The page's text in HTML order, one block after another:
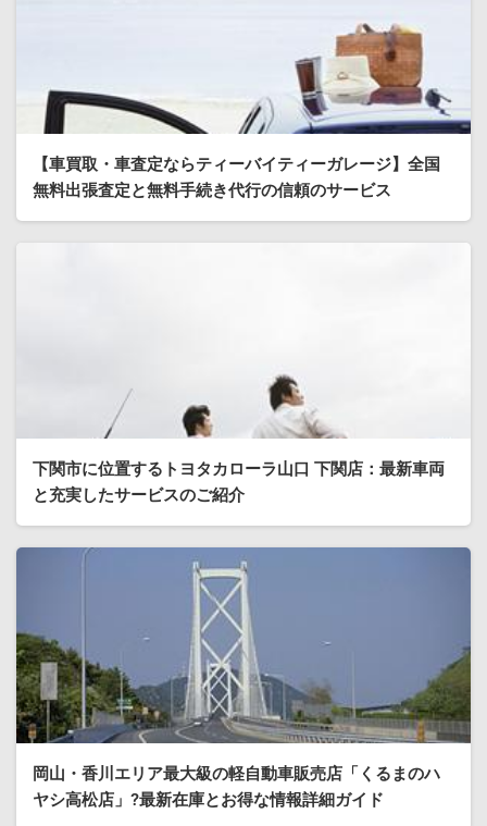
【車買取・車査定ならティーバイティーガレージ】全国
無料出張査定と無料手続き代行の信頼のサービス
下関市に位置するトヨタカローラ山口 下関店：最新車両
と充実したサービスのご紹介
岡山・香川エリア最大級の軽自動車販売店「くるまのハ
ヤシ高松店」?最新在庫とお得な情報詳細ガイド